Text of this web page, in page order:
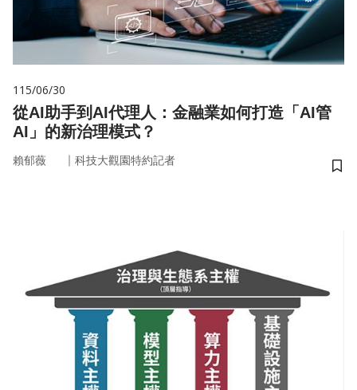
115/06/30
從AI助手到AI代理人：金融業如何打造「AI管
AI」的新治理模式？
賴郁薇 ｜ 科技大觀園特約記者
儲